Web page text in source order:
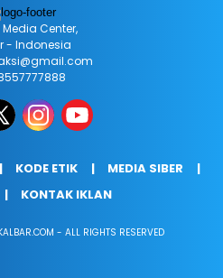
Center,
- Indonesia
KODE ETIK
MEDIA SIBER
KONTAK IKLAN
- ALL RIGHTS RESERVED